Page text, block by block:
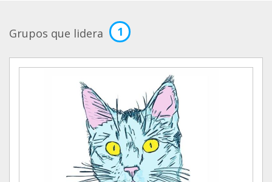
Grupos que lidera 1